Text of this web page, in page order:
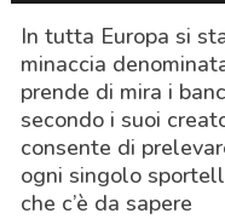
In tutta Europa si
minaccia
prende di mira i
secondo i suoi
consente di
ogni singolo
che c’è da sapere